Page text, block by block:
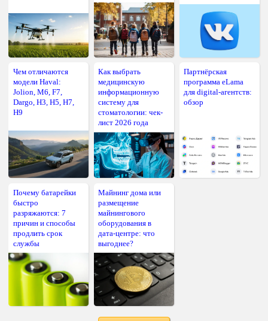
Чем отличаются
модели Haval:
Jolion, M6, F7,
Dargo, H3, H5, H7,
H9
Как выбрать
медицинскую
информационную
систему для
стоматологии: чек-
лист 2026 года
Партнёрская
программа eLama
для digital-агентств:
обзор
Почему батарейки
быстро
разряжаются: 7
причин и способы
продлить срок
службы
Майнинг дома или
размещение
майнингового
оборудования в
дата-центре: что
выгоднее?